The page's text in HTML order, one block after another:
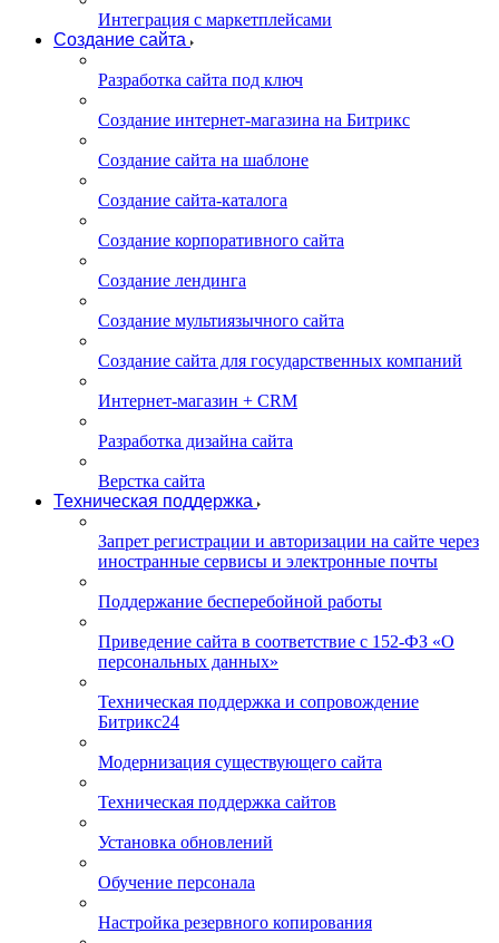
Интеграция с маркетплейсами
Создание сайта
Разработка сайта под ключ
Создание интернет-магазина на Битрикс
Создание сайта на шаблоне
Создание сайта-каталога
Создание корпоративного сайта
Создание лендинга
Создание мультиязычного сайта
Создание сайта для государственных компаний
Интернет-магазин + CRM
Разработка дизайна сайта
Верстка сайта
Техническая поддержка
Запрет регистрации и авторизации на сайте через
иностранные сервисы и электронные почты
Поддержание бесперебойной работы
Приведение сайта в соответствие с 152-ФЗ «О
персональных данных»
Техническая поддержка и сопровождение
Битрикс24
Модернизация существующего сайта
Техническая поддержка сайтов
Установка обновлений
Обучение персонала
Настройка резервного копирования